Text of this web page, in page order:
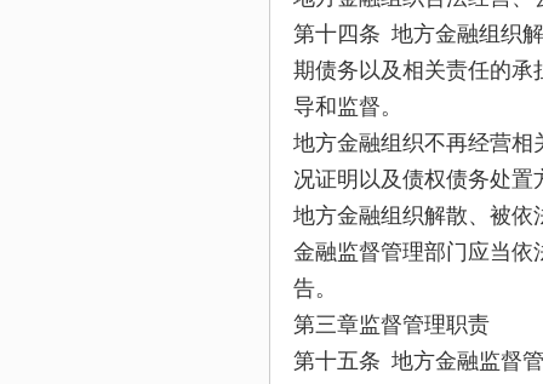
第十四条 地方金融组织
期债务以及相关责任的承
导和监督。
地方金融组织不再经营相
况证明以及债权债务处置
地方金融组织解散、被依
金融监督管理部门应当依
告。
第三章监督管理职责
第十五条 地方金融监督